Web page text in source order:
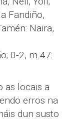
Fandiño,
Naira,
0-2, m.47:
as locais a
erros na
dun susto